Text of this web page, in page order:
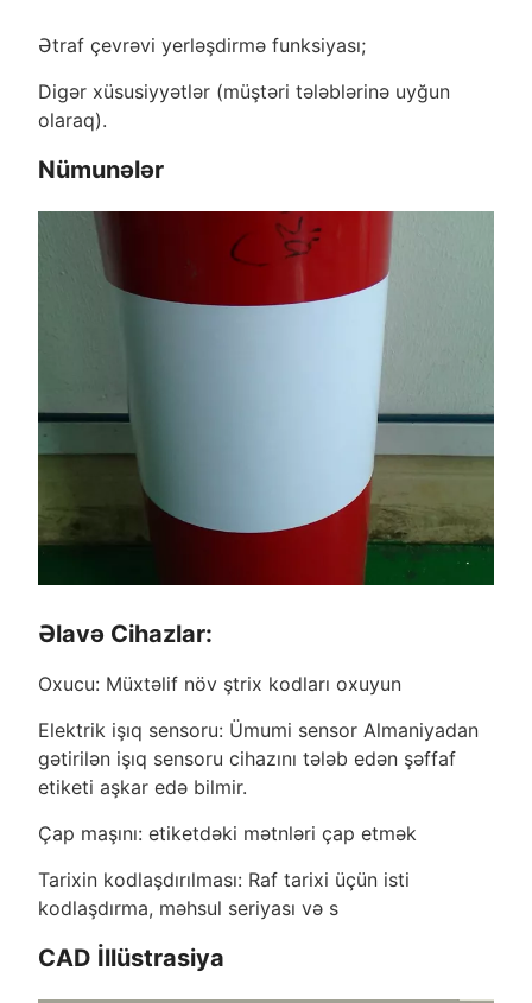
Ətraf çevrəvi yerləşdirmə funksiyası;
Digər xüsusiyyətlər (müştəri tələblərinə uyğun
olaraq).
Nümunələr
Əlavə Cihazlar:
Oxucu: Müxtəlif növ ştrix kodları oxuyun
Elektrik işıq sensoru: Ümumi sensor Almaniyadan
gətirilən işıq sensoru cihazını tələb edən şəffaf
etiketi aşkar edə bilmir.
Çap maşını: etiketdəki mətnləri çap etmək
Tarixin kodlaşdırılması: Raf tarixi üçün isti
kodlaşdırma, məhsul seriyası və s
CAD İllüstrasiya